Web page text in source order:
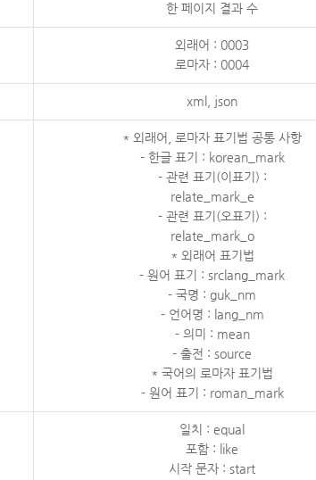
한 페이지 결과 수
외래어 : 0003
로마자 : 0004
xml, json
* 외래어, 로마자 표기법 공통 사항
- 한글 표기 : korean_mark
- 관련 표기(이표기) :
relate_mark_e
- 관련 표기(오표기) :
relate_mark_o
* 외래어 표기법
- 원어 표기 : srclang_mark
- 국명 : guk_nm
- 언어명 : lang_nm
- 의미 : mean
- 출전 : source
* 국어의 로마자 표기법
- 원어 표기 : roman_mark
일치 : equal
포함 : like
시작 문자 : start